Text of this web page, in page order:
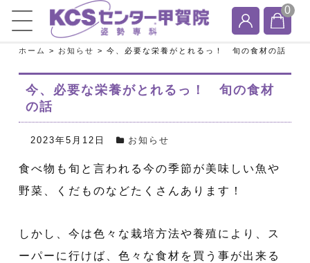
0
ホーム > お知らせ > 今、必要な栄養がとれるっ！ 旬の食材の話
今、必要な栄養がとれるっ！ 旬の食材
の話
2023年5月12日 お知らせ
食べ物も旬と言われる今の季節が美味しい魚や
野菜、くだものなどたくさんあります！
しかし、今は色々な栽培方法や養殖により、ス
ーパーに行けば、色々な食材を買う事が出来る